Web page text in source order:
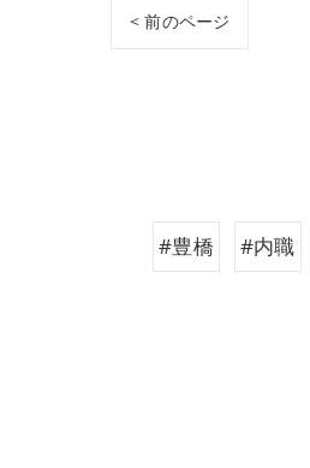
< 前のページ
#豊橋 #内職